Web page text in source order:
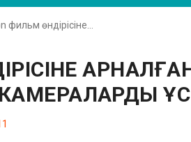
фильм өндірісіне…